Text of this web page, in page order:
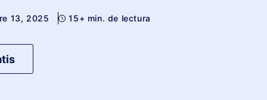
13, 2025 15+ min. de lectura